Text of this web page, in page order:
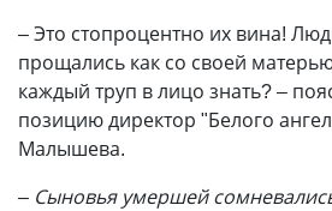
– Это стопроцентно их вина!
прощались как со своей
каждый труп в лицо знать? –
позицию директор "Белого
Малышева.
– Сыновья умершей